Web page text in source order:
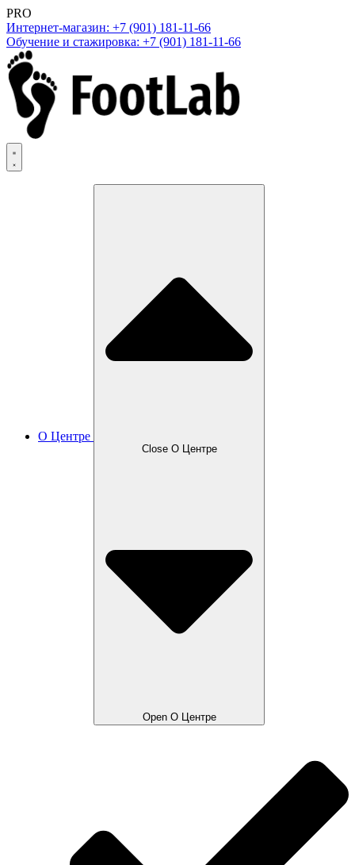
PRO
Интернет-магазин: +7 (901) 181-11-66
Обучение и стажировка: +7 (901) 181-11-66
О Центре
Close О Центре
Open О Центре